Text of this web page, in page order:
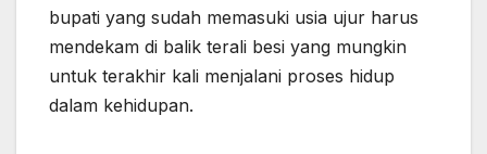
bupati yang sudah memasuki usia ujur harus
mendekam di balik terali besi yang mungkin
untuk terakhir kali menjalani proses hidup
dalam kehidupan.